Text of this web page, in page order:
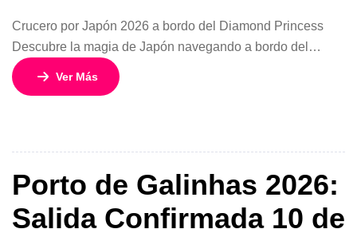
Crucero por Japón 2026 a bordo del Diamond Princess
Descubre la magia de Japón navegando a bordo del
elegante Diamond Princess, uno de los cruceros más
completos y sofisticados de Asia. Este fascinante viaje de
servicio premium de […]
Ver Más
Porto de Galinhas 2026:
Salida Confirmada 10 de